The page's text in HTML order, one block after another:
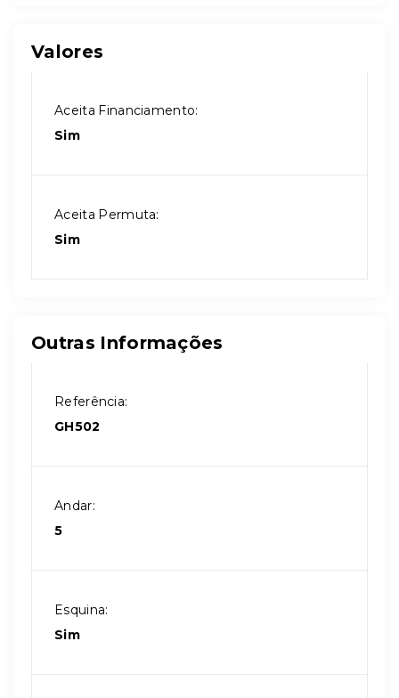
Valores
Aceita Financiamento:
Sim
Aceita Permuta:
Sim
Outras Informações
Referência:
GH502
Andar:
5
Esquina:
Sim